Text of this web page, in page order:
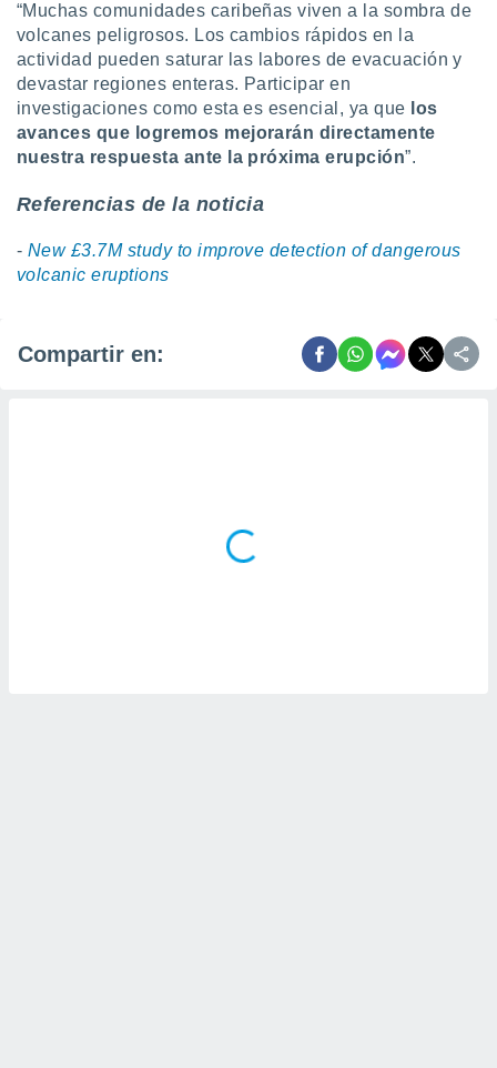
“Muchas comunidades caribeñas viven a la sombra de
volcanes peligrosos. Los cambios rápidos en la
actividad pueden saturar las labores de evacuación y
devastar regiones enteras. Participar en
investigaciones como esta es esencial, ya que los
avances que logremos mejorarán directamente
nuestra respuesta ante la próxima erupción”.
Referencias de la noticia
- New £3.7M study to improve detection of dangerous
volcanic eruptions
Compartir en: